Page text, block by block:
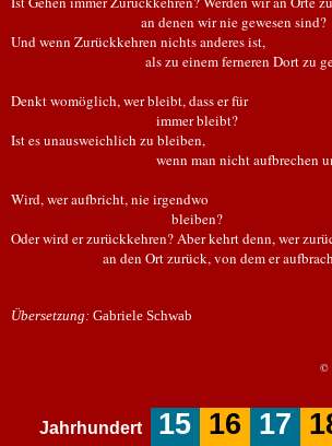
an denen wir nie gewesen sind?
Und wenn Zurückkehren nichts anderes ist,
als zu einem ferneren Dort zu
Denkt womöglich, wer bleibt, dass er für
immer bleibt?
Ist es unausweichlich zu bleiben,
wenn man nicht aufbrechen und
Wird, wer aufbricht, nie irgendwo
bleiben?
Oder wird er zurückkehren? Aber kehrt denn, wer
an den Ort zurück, von dem er
Übersetzung: Gabriele Schwab
©
Jahrhundert 15 16 17